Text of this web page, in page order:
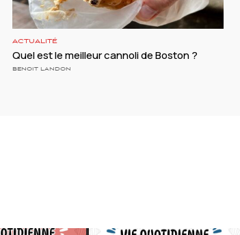
ACTUALITÉ
Quel est le meilleur cannoli de Boston ?
BENOIT LANDON